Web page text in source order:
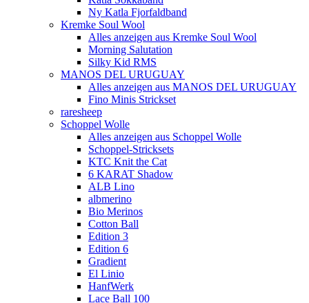
Ny Katla Fjorfaldband
Kremke Soul Wool
Alles anzeigen aus Kremke Soul Wool
Morning Salutation
Silky Kid RMS
MANOS DEL URUGUAY
Alles anzeigen aus MANOS DEL URUGUAY
Fino Minis Strickset
raresheep
Schoppel Wolle
Alles anzeigen aus Schoppel Wolle
Schoppel-Stricksets
KTC Knit the Cat
6 KARAT Shadow
ALB Lino
albmerino
Bio Merinos
Cotton Ball
Edition 3
Edition 6
Gradient
El Linio
HanfWerk
Lace Ball 100